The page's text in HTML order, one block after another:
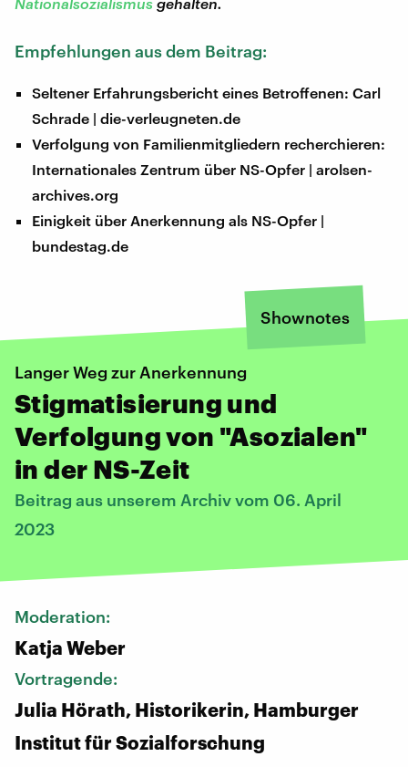
Empfehlungen aus dem Beitrag:
Seltener Erfahrungsbericht eines Betroffenen: Carl
Schrade | die-verleugneten.de
Verfolgung von Familienmitgliedern recherchieren:
Internationales Zentrum über NS-Opfer | arolsen-
archives.org
Einigkeit über Anerkennung als NS-Opfer |
bundestag.de
Shownotes
Langer Weg zur Anerkennung
Stigmatisierung und
Verfolgung von "Asozialen"
in der NS-Zeit
Beitrag aus unserem Archiv vom 06. April
2023
Moderation:
Katja Weber
Vortragende:
Julia Hörath, Historikerin, Hamburger
Institut für Sozialforschung